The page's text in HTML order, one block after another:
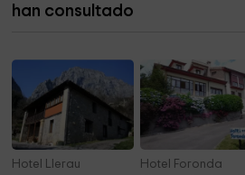
han consultado
Hotel Llerau Hotel Foronda